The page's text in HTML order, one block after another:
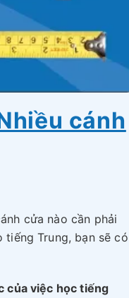
cánh
cửa nào cần phải
tiếng Trung, bạn sẽ có
của việc học tiếng